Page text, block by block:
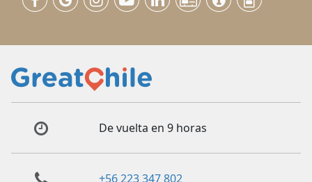
De vuelta en 9 horas
+56 223 347 802